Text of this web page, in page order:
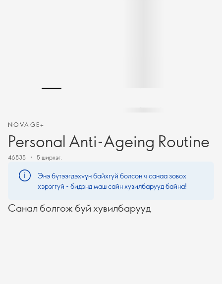
NOVAGE+
Personal Anti-Ageing Routine
46835 5 ширхэг.
Энэ бүтээгдэхүүн байхгүй болсон ч санаа зовох
хэрэггүй - бидэнд маш сайн хувилбарууд байна!
Санал болгож буй хувилбарууд